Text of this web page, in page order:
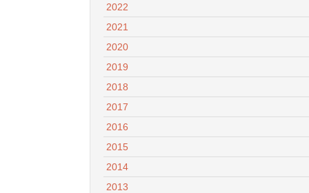
2022
2021
2020
2019
2018
2017
2016
2015
2014
2013